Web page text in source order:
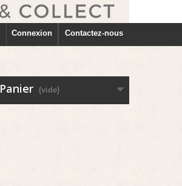
Contactez-nous
Connexion
Panier (vide)